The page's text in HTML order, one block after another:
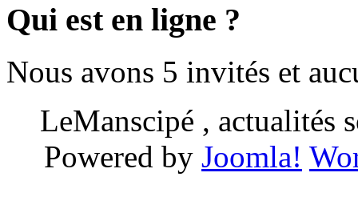
Qui est en ligne ?
Nous avons 5 invités et
LeManscipé , actualités
Powered by Joomla!